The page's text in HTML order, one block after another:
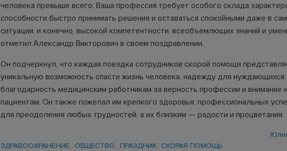
человека превыше всего. Ваша профессия требует особого склада
способности быстро принимать решения и оставаться спокойными даже в
ситуации, и конечно, высокой компетентности, всеобъемлющих знаний и
отметил Александр Викторович в своем поздравлении.
Он подчеркнул, что каждая поездка сотрудников скорой помощи
уникальную возможность спасти жизнь человека, надежду для нуждающихся
благодарность медицинским работникам за верность профессии и внимание
пациентам. Он также пожелал им крепкого здоровья, профессиональных
для преодоления любых трудностей, а их близким — радости и процветания.
ЗДРАВООХРАНЕНИЕ
ОБЩЕСТВО ПРАЗДНИК СКОРАЯ ПОМОЩЬ